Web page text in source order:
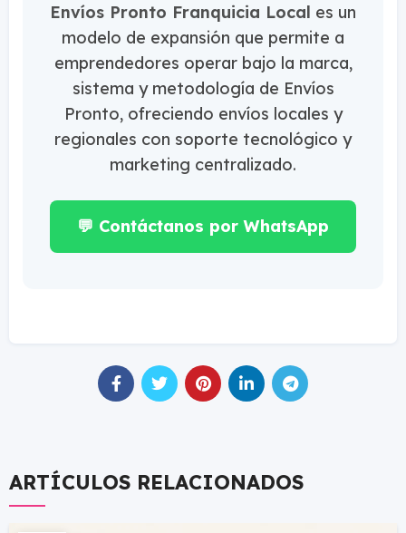
Envíos Pronto Franquicia Local es un
modelo de expansión que permite a
emprendedores operar bajo la marca,
sistema y metodología de Envíos
Pronto, ofreciendo envíos locales y
regionales con soporte tecnológico y
marketing centralizado.
💬 Contáctanos por WhatsApp
ARTÍCULOS RELACIONADOS